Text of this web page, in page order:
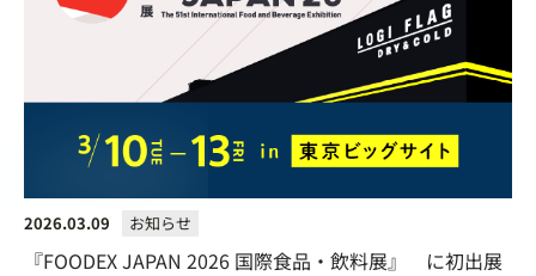
2026.03.09 お知らせ
『FOODEX JAPAN 2026 国際食品・飲料展』 に初出展